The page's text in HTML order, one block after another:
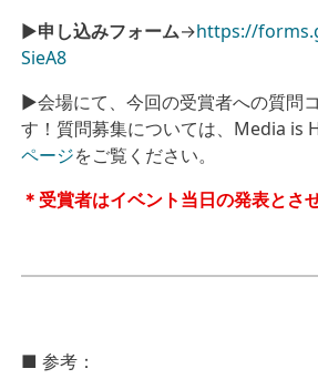
▶︎申し込みフォーム→https://
SieA8
▶︎会場にて、今回の受賞者への質問
す！質問募集については、Media is
ページをご覧ください。
＊受賞者はイベント当日の発表とさ
■ 参考：